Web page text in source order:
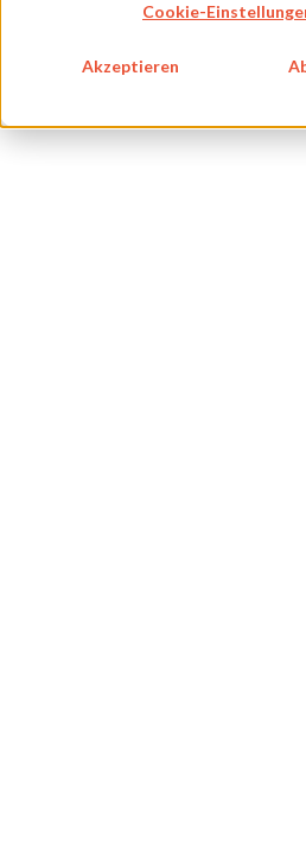
Cookie-
Akzeptieren
KARRIERE
BLOG